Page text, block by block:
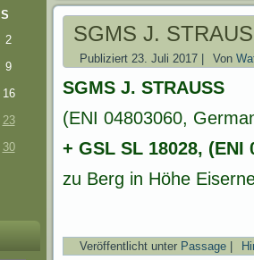
S
2
9
16
23
30
SGMS J.
Publiziert 23. Juli 2017 Von
SGMS J. STRAUSS
(ENI 04803060,
+ GSL SL 18028, (ENI
zu Berg in Höhe
Veröffentlicht unter Passage